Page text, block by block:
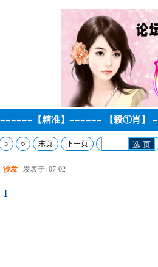
【精准】====== 【殺①肖】
5 6 末页 下一页 选 页
沙发 发表于: 07-02
1